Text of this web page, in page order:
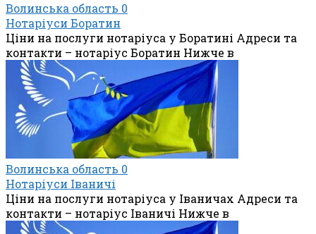
Волинська область 0
Нотаріуси Боратин
Ціни на послуги нотаріуса у Боратині Адреси та
контакти – нотаріус Боратин Нижче в
Волинська область 0
Нотаріуси Іваничі
Ціни на послуги нотаріуса у Іваничах Адреси та
контакти – нотаріус Іваничі Нижче в